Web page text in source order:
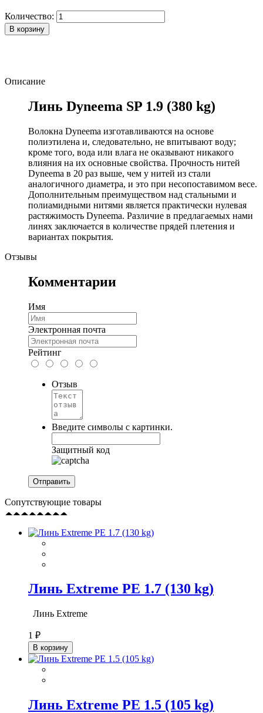
Количество:
В корзину
Описание
Линь Dyneema SP 1.9 (380 kg)
Волокна Dyneema изготавливаются на основе
полиэтилена и, следовательно, не впитывают воду;
кроме того, вода или влага не оказывают никакого
влияния на их основные свойства. Прочность нитей
Dyneema в 20 раз выше, чем у нитей из стали
аналогичного диаметра, и это при несопоставимом весе.
Дополнительным преимуществом над стальными и
полиамидными нитями является практически нулевая
растяжимость Dyneema. Различие в предлагаемых нами
линях заключается в количестве прядей плетения и
вариантах покрытия.
Отзывы
Комментарии
Имя
Электронная почта
Рейтинг
Отзыв
Введите символы с картинки.
Защитный код
Сопутствующие товары
Линь Extreme PE 1.7 (130 kg)
Линь Extreme
1 ₽
В корзину
Линь Extreme PE 1.5 (105 kg)